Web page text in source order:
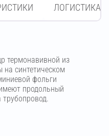
ЛОГИСТИКА
термонавивной из
синтетическом
фольги
продольный